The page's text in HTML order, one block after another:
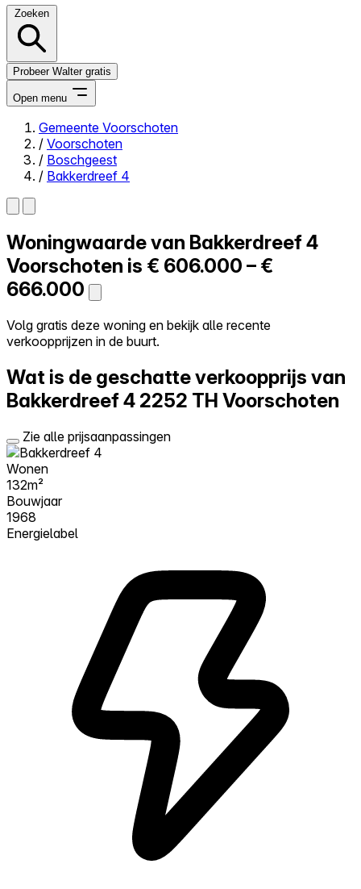
Zoeken
Probeer Walter gratis
Open menu
Close menu
Zelf kopen
Alles-in-één
Reviews
Prijzen
Log in
Probeer Walter gratis
Gemeente Voorschoten
/ Voorschoten
/ Boschgeest
/ Bakkerdreef 4
Woningwaarde van Bakkerdreef 4
Voorschoten is € 606.000 – €
666.000
Volg gratis deze woning en bekijk alle recente
verkoopprijzen in de buurt.
Wat is de geschatte verkoopprijs van
Bakkerdreef 4 2252 TH Voorschoten
Zie alle prijsaanpassingen
Wonen
132m²
Bouwjaar
1968
Energielabel